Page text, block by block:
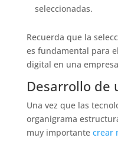
seleccionadas.
Recuerda que la
es fundamental para
digital en una
Desarrollo de
Una vez que las
organigrama
muy importante crear